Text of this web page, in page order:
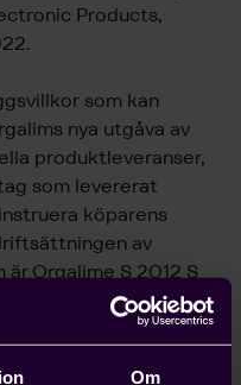
Om
Products,
som kan
nya utgåva av
produktleveranser,
som levererat
köparens
av
Orgalime S 2012 S
med Orgalime S